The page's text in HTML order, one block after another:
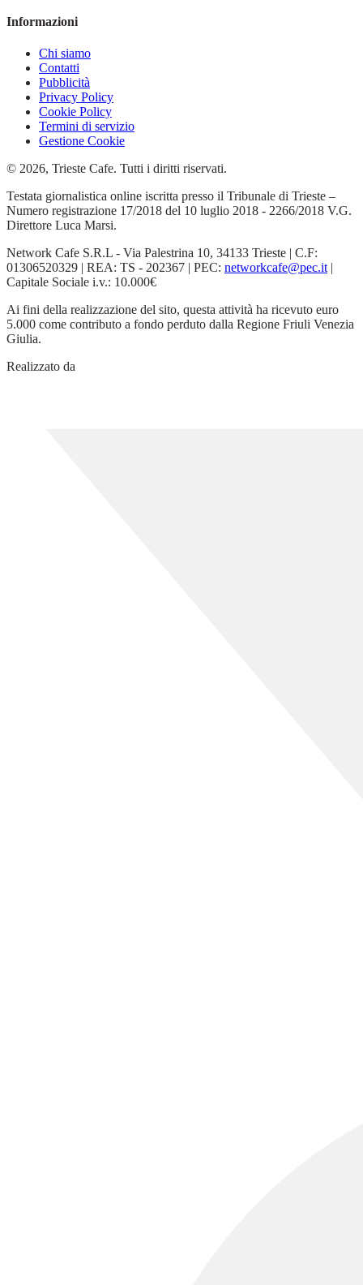
Informazioni
Chi siamo
Contatti
Pubblicità
Privacy Policy
Cookie Policy
Termini di servizio
Gestione Cookie
© 2026, Trieste Cafe. Tutti i diritti riservati.
Testata giornalistica online iscritta presso il Tribunale di Trieste –
Numero registrazione 17/2018 del 10 luglio 2018 - 2266/2018 V.G.
Direttore Luca Marsi.
Network Cafe S.R.L - Via Palestrina 10, 34133 Trieste | C.F:
01306520329 | REA: TS - 202367 | PEC: networkcafe@pec.it |
Capitale Sociale i.v.: 10.000€
Ai fini della realizzazione del sito, questa attività ha ricevuto euro
5.000 come contributo a fondo perduto dalla Regione Friuli Venezia
Giulia.
Realizzato da